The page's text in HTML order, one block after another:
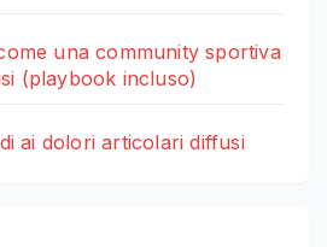
una community sportiva
(playbook incluso)
ai dolori articolari diffusi